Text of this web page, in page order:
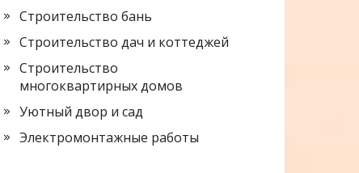
Строительство бань
Строительство дач и коттеджей
Строительство
многоквартирных домов
Уютный двор и сад
Электромонтажные работы